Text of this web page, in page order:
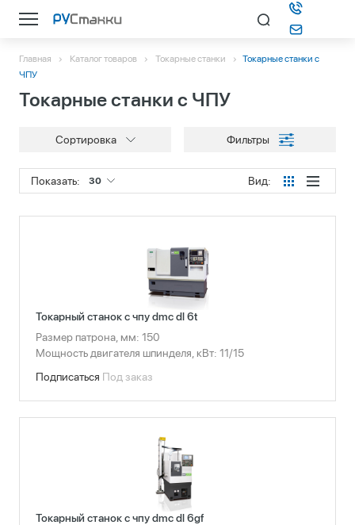
Каталог
Подбор станка
Главная Каталог товаров Токарные станки
Токарные станки c
ЧПУ
Токарные станки c ЧПУ
Сортировка Фильтры
Показать: 30 Вид:
Токарный станок с чпу dmc dl 6t
Размер патрона, мм: 150
Мощность двигателя шпинделя, кВт: 11/15
Подписаться Под заказ
Токарный станок с чпу dmc dl 6gf